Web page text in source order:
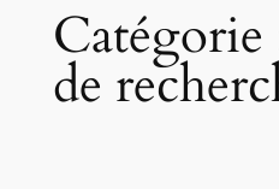
Catégorie
de